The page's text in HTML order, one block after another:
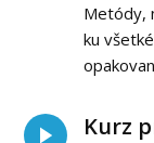
Metódy,
ku
Kurz